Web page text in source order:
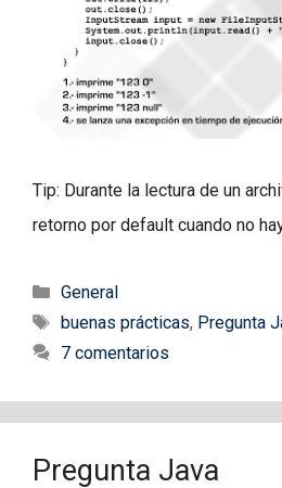
Tip: Durante la lectura de un
retorno por default cuando no
Categorías
General
Etiquetas
buenas prácticas, Pregunta
7 comentarios
Pregunta Java